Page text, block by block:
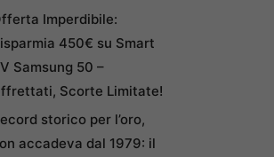
Imperdibile:
450€ su Smart
Samsung 50 –
Scorte Limitate!
storico per l’oro,
accadeva dal 1979: il